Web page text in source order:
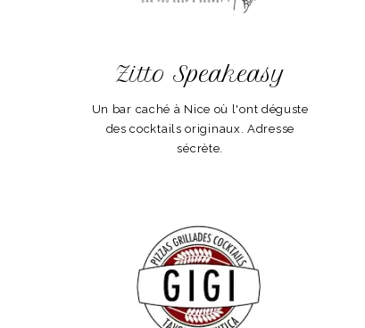
Zitto Speakeasy
Un bar caché à Nice où l'ont déguste
des cocktails originaux. Adresse
sécrète.